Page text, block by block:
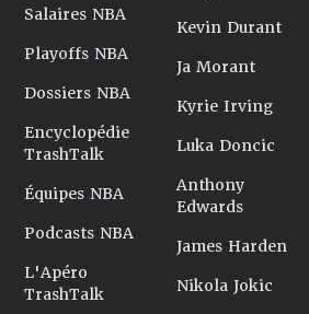
Salaires NBA
Playoffs NBA
Dossiers NBA
Encyclopédie
TrashTalk
Équipes NBA
Podcasts NBA
L'Apéro
TrashTalk
Kevin Durant
Ja Morant
Kyrie Irving
Luka Doncic
Anthony
Edwards
James Harden
Nikola Jokic